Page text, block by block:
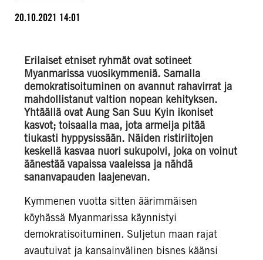
20.10.2021 14:01
Erilaiset etniset ryhmät ovat sotineet
Myanmarissa vuosikymmeniä. Samalla
demokratisoituminen on avannut rahavirrat ja
mahdollistanut valtion nopean kehityksen.
Yhtäällä ovat Aung San Suu Kyin ikoniset
kasvot; toisaalla maa, jota armeija pitää
tiukasti hyppysissään. Näiden ristiriitojen
keskellä kasvaa nuori sukupolvi, joka on voinut
äänestää vapaissa vaaleissa ja nähdä
sananvapauden laajenevan.
Kymmenen vuotta sitten äärimmäisen
köyhässä Myanmarissa käynnistyi
demokratisoituminen. Suljetun maan rajat
avautuivat ja kansainvälinen bisnes käänsi